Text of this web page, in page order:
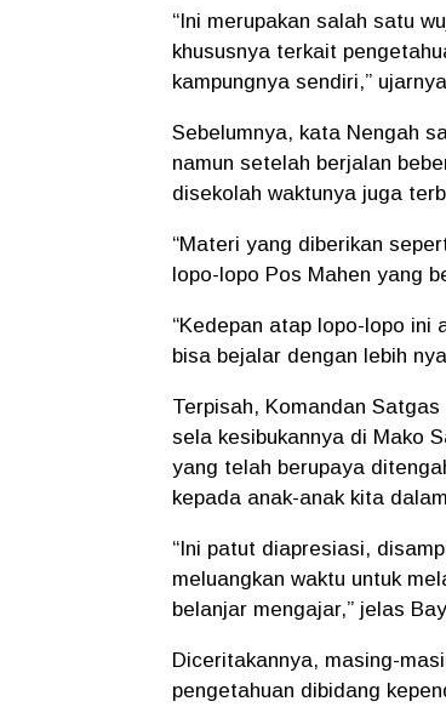
“Ini merupakan salah satu
khususnya terkait
kampungnya sendiri,”
Sebelumnya, kata Nengah
namun setelah berjalan
disekolah waktunya juga
“Materi yang diberikan
lopo-lopo Pos Mahen yang
“Kedepan atap lopo-lopo
bisa bejalar dengan lebih
Terpisah, Komandan
sela kesibukannya di Mako
yang telah berupaya
kepada anak-anak kita
“Ini patut diapresiasi,
meluangkan waktu untuk
belanjar mengajar,” jelas
Diceritakannya, masing-
pengetahuan dibidang